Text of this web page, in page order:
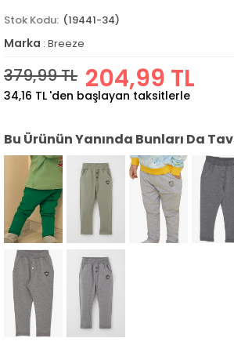
(19441-34)
Marka : Breeze
379,99 TL 204,99 TL
34,16 TL 'den başlayan taksitlerle
Bu Ürünün Yanında Bunları Da